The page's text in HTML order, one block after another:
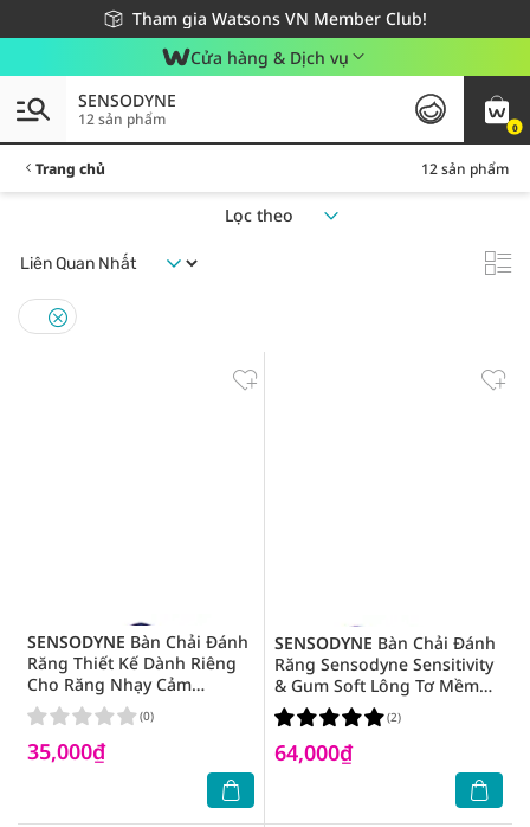
Tham gia Watsons VN Member Club!
Miễn phí giao hàng cho đơn hàng từ 249,000Đ
Giao hàng nhanh 24h - Áp dụng khu vực TP. Hồ Chí Minh
Cửa hàng & Dịch vụ
0
SENSODYNE
12 sản phẩm
Trang chủ 12 sản phẩm
Lọc theo
SENSODYNE Bàn Chải Đánh
Răng Thiết Kế Dành Riêng
Cho Răng Nhạy Cảm
Sensodyne Multicare Soft
35,000₫
(0)
SENSODYNE Bàn Chải Đánh
Răng Sensodyne Sensitivity
& Gum Soft Lông Tơ Mềm
Mại 1 Cây
64,000₫
(2)